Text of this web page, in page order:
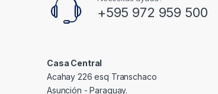
+595 972 959 500
Casa Central
Acahay 226 esq Transchaco
Asunción - Paraguay.